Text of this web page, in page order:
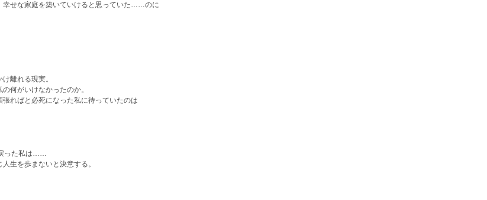
幸せな家庭を築いていけると思っていた……のに
離れる現実。
何がいけなかったのか。
張ればと必死になった私に待っていたのは
った私は……
生を歩まないと決意する。